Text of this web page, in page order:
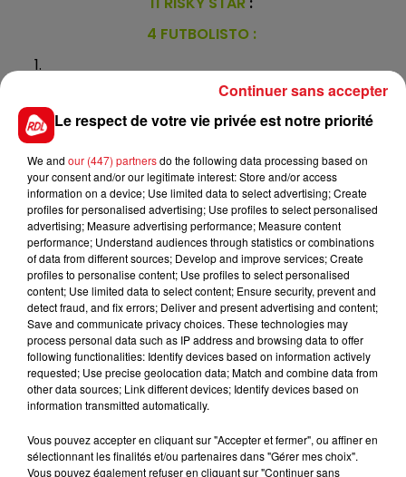
4 FUTBOLISTO :
*****
En direct des pistes :
FIL D'ACTUS
15 juillet 2026
BÉTHUNE: ENQUÊTE POUR HOMICIDE
VOLONTAIRE EN COURS, APRÈS LA...
Selon les premiers éléments, le logement servait
Le respect de votre vie privée est notre priorité
We and our (447) partnersdo the following data processing based on
your consent and/or our legitimate interest: Store and/or access
information on a device; Use limited data to select advertising; Create
profiles for personalised advertising; Use profiles to select personalised
advertising; Measure advertising performance; Measure content
performance; Understand audiences through statistics or combinations
of data from different sources; Develop and improve services; Create
profiles to personalise content; Use profiles to select personalised
content; Use limited data to select content; Ensure security, prevent and
detect fraud, and fix errors; Deliver and present advertising and content;
Save and communicate privacy choices. These technologies may
process personal data such as IP address and browsing data to offer
following functionalities: Identify devices based on information actively
requested; Use precise geolocation data; Match and combine data from
other data sources; Link different devices; Identify devices based on
information transmitted automatically.
Vous pouvez accepter en cliquant sur "Accepter et fermer", ou affiner en
sélectionnant les finalités et/ou partenaires dans "Gérer mes choix".
Vous pouvez également refuser en cliquant sur "Continuer sans
Continuer sans accepter